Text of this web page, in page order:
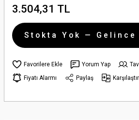
3.504,31 TL
Stokta Yok — Gelince
Yorum Yap
Fiyatı Alarmı
Paylaş Karşılaştır